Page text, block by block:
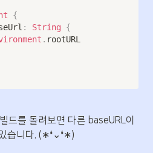
{
: String
{
. rootURL
드를 돌려보면 다른 baseURL이
습니다. (∗❛⌄❛∗)